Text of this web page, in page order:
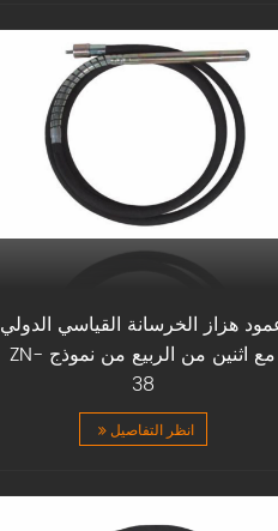
هزاز الخرسانة القياسي الدولي
مع اثنين من الربيع من نموذج ZN-
38
انظر التفاصيل